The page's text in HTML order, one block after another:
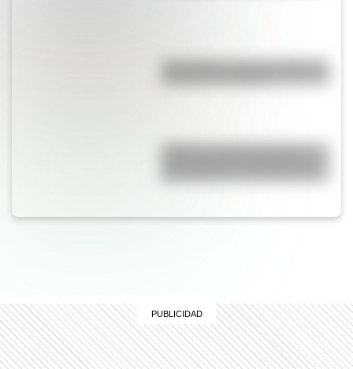
Waka Waka: el secreto detrás de
la canción de Shakira
¿Qué es el sistema decimal y
para entender cómo funciona